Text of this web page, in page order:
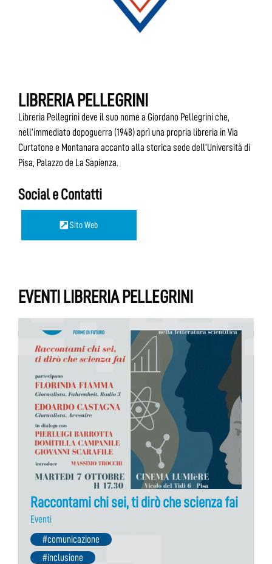
LIBRERIA PELLEGRINI
Libreria Pellegrini deve il suo nome a Giordano Pellegrini che,
nell’immediato dopoguerra (1948) aprì una propria libreria in Via
Curtatone e Montanara accanto alla storica sede dell’Università di
Pisa, Palazzo de La Sapienza.
Social e Contatti
Sito Web
EVENTI LIBRERIA PELLEGRINI
Raccontami chi sei, ti dirò che scienza fai
Eventi
#comunicazione
#inclusione